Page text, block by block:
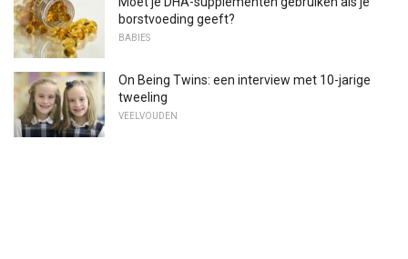
borstvoeding geeft?
BABIES
On Being Twins: een interview met 10-jarige
tweeling
VEELVOUDEN